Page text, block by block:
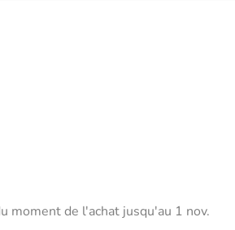
moment de l'achat jusqu'au 1 nov.